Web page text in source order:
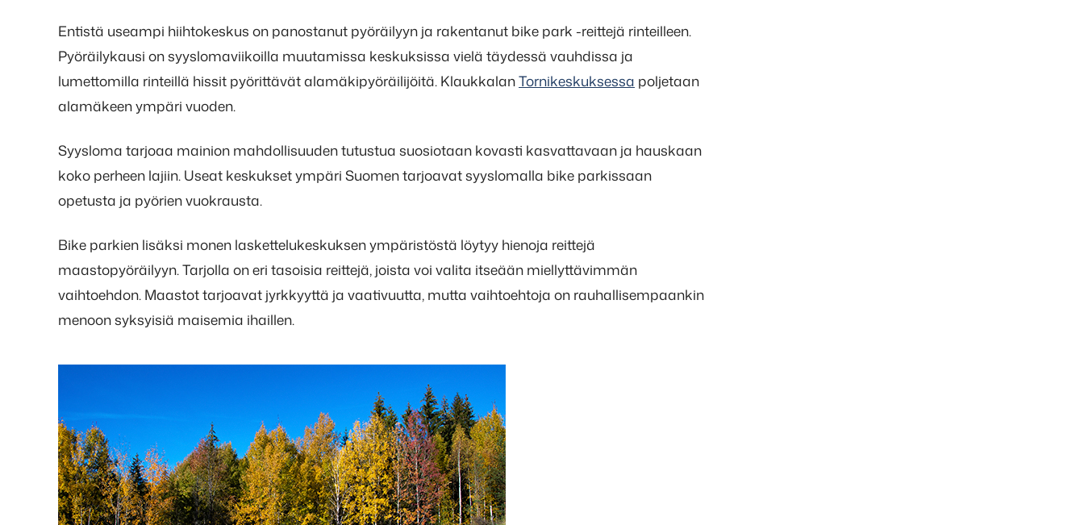
Entistä useampi hiihtokeskus on panostanut pyöräilyyn ja rakentanut bike park -reittejä rinteilleen.
Pyöräilykausi on syyslomaviikoilla muutamissa keskuksissa vielä täydessä vauhdissa ja
lumettomilla rinteillä hissit pyörittävät alamäkipyöräilijöitä. KlaukkalanTornikeskuksessa poljetaan
alamäkeen ympäri vuoden.
Syysloma tarjoaa mainion mahdollisuuden tutustua suosiotaan kovasti kasvattavaan ja hauskaan
koko perheen lajiin. Useat keskukset ympäri Suomen tarjoavat syyslomalla bike parkissaan
opetusta ja pyörien vuokrausta.
Bike parkien lisäksi monen laskettelukeskuksen ympäristöstä löytyy hienoja reittejä
maastopyöräilyyn. Tarjolla on eri tasoisia reittejä, joista voi valita itseään miellyttävimmän
vaihtoehdon. Maastot tarjoavat jyrkkyyttä ja vaativuutta, mutta vaihtoehtoja on rauhallisempaankin
menoon syksyisiä maisemia ihaillen.